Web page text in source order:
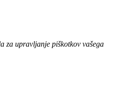
za upravljanje piškotkov vašega